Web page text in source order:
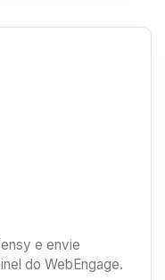
e envie
do WebEngage.